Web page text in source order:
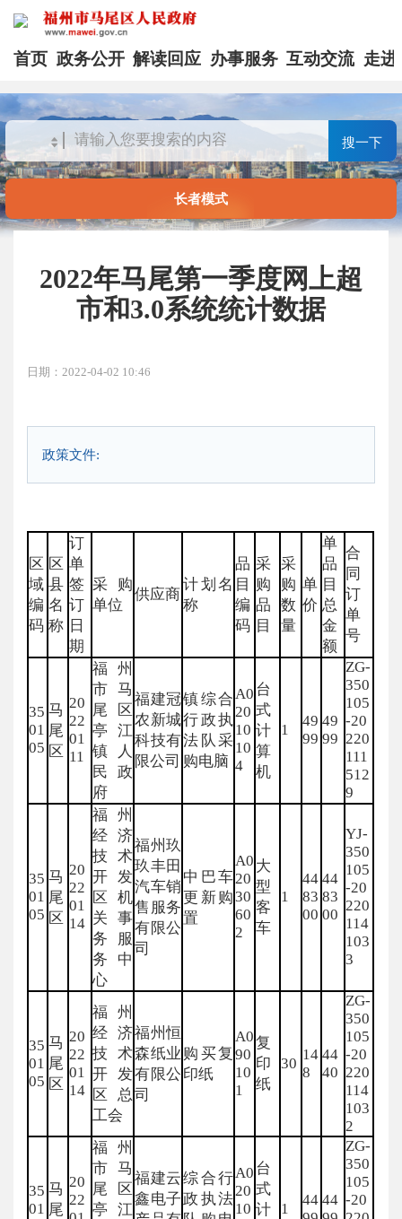
首页 政务公开 解读回应 办事服务 互动交流 走进
搜一下
长者模式
2022年马尾第一季度网上超
市和3.0系统统计数据
日期：2022-04-02 10:46
政策文件:
区
域
编
码
区
县
名
称
订
单
签
订
日
期
采购
单位
供应商
计划名
称
品
目
编
码
采
购
品
目
采
购
数
量
单
价
单
品
目
总
金
额
合
同
订
单
号
35
01
05
马
尾
区
20
22
01
11
福州
市马
尾区
亭江
镇人
民政
府
福建冠
农新城
科技有
限公司
镇综合
行政执
法队采
购电脑
A0
20
10
10
4
台
式
计
算
机
1
49
99
49
99
ZG-
350
105
-20
220
111
512
9
35
01
05
马
尾
区
20
22
01
14
福州
经济
技术
开发
区机
关事
务服
务中
心
福州玖
玖丰田
汽车销
售服务
有限公
司
中巴车
更新购
置
A0
20
30
60
2
大
型
客
车
1
44
83
00
44
83
00
YJ-
350
105
-20
220
114
103
3
35
01
05
马
尾
区
20
22
01
14
福州
经济
技术
开发
区总
工会
福州恒
森纸业
有限公
司
购买复
印纸
A0
90
10
1
复
印
纸
30
14
8
44
40
ZG-
350
105
-20
220
114
103
2
35
01
马
尾
20
22
福州
市马
尾区
亭江
福建云
鑫电子
综合行
政执法
A0
20
10
台
式
计
1
44 44
ZG-
350
105
-20